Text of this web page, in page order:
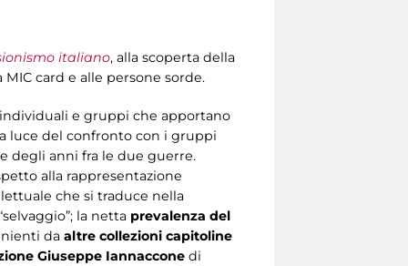
italiano, alla scoperta della
MIC card e alle persone sorde.
e gruppi che apportano
luce del confronto con i gruppi
degli anni fra le due guerre.
alla rappresentazione
che si traduce nella
la netta prevalenza del
da altre collezioni capitoline
Giuseppe Iannaccone di